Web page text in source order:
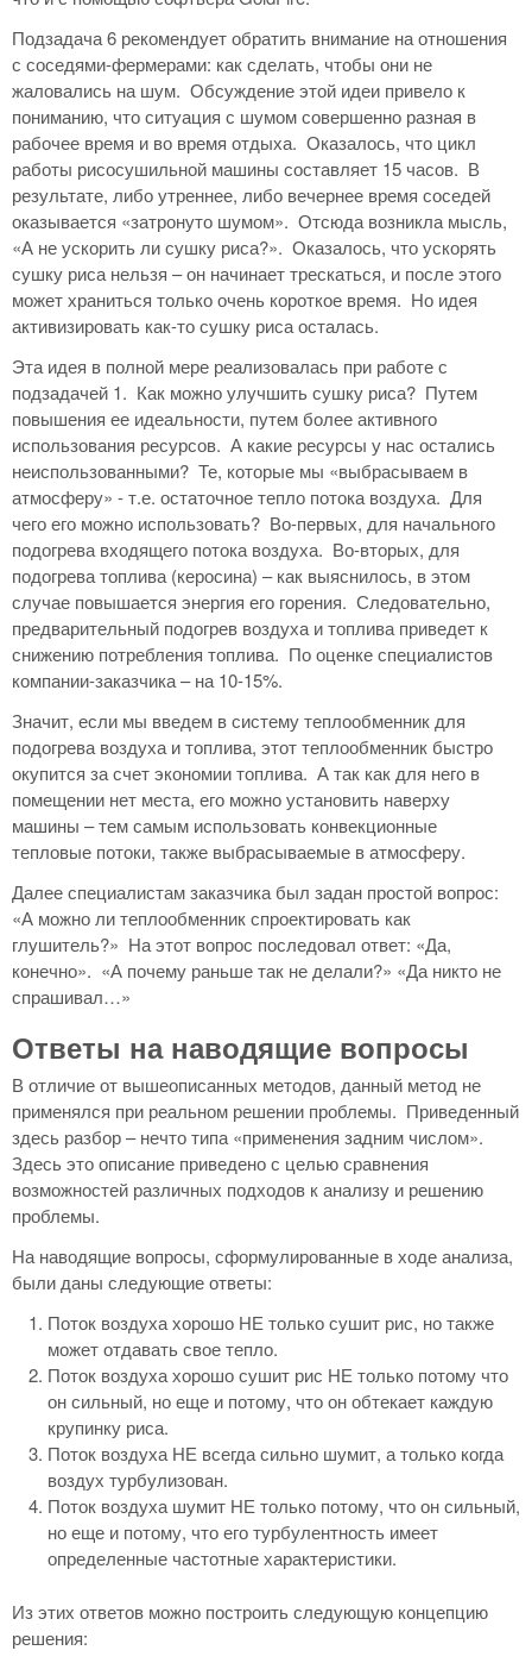
Подзадача 6 рекомендует обратить внимание на отношения
с соседями-фермерами: как сделать, чтобы они не
жаловались на шум. Обсуждение этой идеи привело к
пониманию, что ситуация с шумом совершенно разная в
рабочее время и во время отдыха. Оказалось, что цикл
работы рисосушильной машины составляет 15 часов. В
результате, либо утреннее, либо вечернее время соседей
оказывается «затронуто шумом». Отсюда возникла мысль,
«А не ускорить ли сушку риса?». Оказалось, что ускорять
сушку риса нельзя – он начинает трескаться, и после этого
может храниться только очень короткое время. Но идея
активизировать как-то сушку риса осталась.
Эта идея в полной мере реализовалась при работе с
подзадачей 1. Как можно улучшить сушку риса? Путем
повышения ее идеальности, путем более активного
использования ресурсов. А какие ресурсы у нас остались
неиспользованными? Те, которые мы «выбрасываем в
атмосферу» - т.е. остаточное тепло потока воздуха. Для
чего его можно использовать? Во-первых, для начального
подогрева входящего потока воздуха. Во-вторых, для
подогрева топлива (керосина) – как выяснилось, в этом
случае повышается энергия его горения. Следовательно,
предварительный подогрев воздуха и топлива приведет к
снижению потребления топлива. По оценке специалистов
компании-заказчика – на 10-15%.
Значит, если мы введем в систему теплообменник для
подогрева воздуха и топлива, этот теплообменник быстро
окупится за счет экономии топлива. А так как для него в
помещении нет места, его можно установить наверху
машины – тем самым использовать конвекционные
тепловые потоки, также выбрасываемые в атмосферу.
Далее специалистам заказчика был задан простой вопрос:
«А можно ли теплообменник спроектировать как
глушитель?» На этот вопрос последовал ответ: «Да,
конечно». «А почему раньше так не делали?» «Да никто не
спрашивал…»
Ответы на наводящие вопросы
В отличие от вышеописанных методов, данный метод не
применялся при реальном решении проблемы. Приведенный
здесь разбор – нечто типа «применения задним числом».
Здесь это описание приведено с целью сравнения
возможностей различных подходов к анализу и решению
проблемы.
На наводящие вопросы, сформулированные в ходе анализа,
были даны следующие ответы:
Поток воздуха хорошо НЕ только сушит рис, но также
может отдавать свое тепло.
Поток воздуха хорошо сушит рис НЕ только потому что
он сильный, но еще и потому, что он обтекает каждую
крупинку риса.
Поток воздуха НЕ всегда сильно шумит, а только когда
воздух турбулизован.
Поток воздуха шумит НЕ только потому, что он сильный,
но еще и потому, что его турбулентность имеет
определенные частотные характеристики.
Из этих ответов можно построить следующую концепцию
решения: